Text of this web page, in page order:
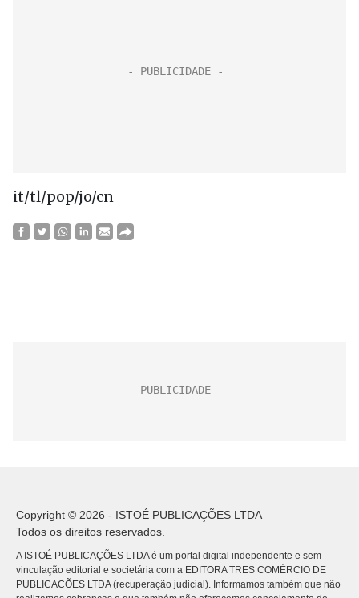
it/tl/pop/jo/cn
Copyright © 2026 - ISTOÉ PUBLICAÇÕES LTDA
Todos os direitos reservados.
A ISTOÉ PUBLICAÇÕES LTDA é um portal digital independente e sem
vinculação editorial e societária com a EDITORA TRES COMÉRCIO DE
PUBLICACÕES LTDA (recuperação judicial). Informamos também que não